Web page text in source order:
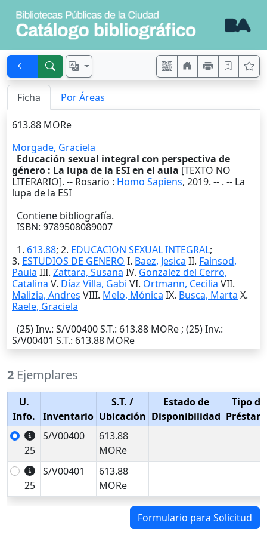
Ficha Por Áreas
613.88 MORe
Morgade, Graciela
Educación sexual integral con perspectiva de
género : La lupa de la ESI en el aula [TEXTO NO
LITERARIO]. -- Rosario : Homo Sapiens, 2019. -- . -- La
lupa de la ESI
Contiene bibliografía.
ISBN: 9789508089007
1. 613.88; 2. EDUCACION SEXUAL INTEGRAL;
3. ESTUDIOS DE GENERO I. Baez, Jesica II. Fainsod,
Paula III. Zattara, Susana IV. Gonzalez del Cerro,
Catalina V. Díaz Villa, Gabi VI. Ortmann, Cecilia VII.
Malizia, Andres VIII. Melo, Mónica IX. Busca, Marta X.
Raele, Graciela
(25)Inv.: S/V00400S.T.: 613.88 MORe ; (25)Inv.:
S/V00401 S.T.: 613.88 MORe
2 Ejemplares
U.
Info.
Inventario
S.T. /
Ubicación
Estado de
Disponibilidad
Tipo de
25
S/V00400
613.88
MORe
25
S/V00401
613.88
MORe
Formulario para Solicitud